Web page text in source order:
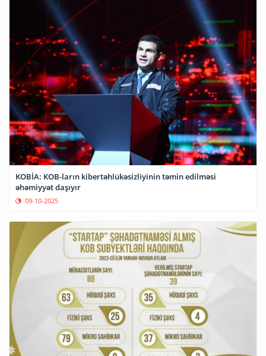
KOBİA: KOB-ların kibertəhlükəsizliyinin təmin edilməsi
əhəmiyyət daşıyır
09-10-2025